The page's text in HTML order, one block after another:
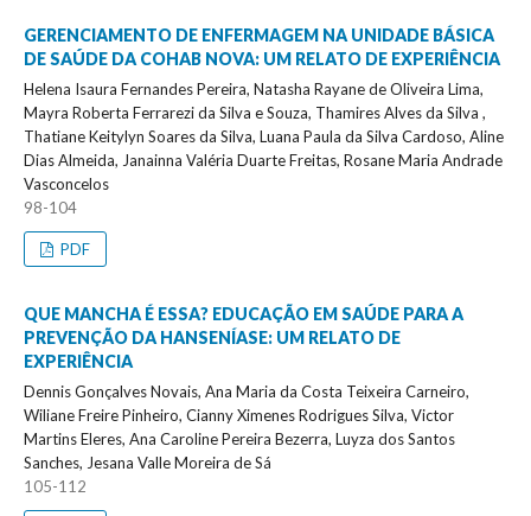
GERENCIAMENTO DE ENFERMAGEM NA UNIDADE BÁSICA
DE SAÚDE DA COHAB NOVA: UM RELATO DE EXPERIÊNCIA
Helena Isaura Fernandes Pereira, Natasha Rayane de Oliveira Lima,
Mayra Roberta Ferrarezi da Silva e Souza, Thamires Alves da Silva ,
Thatiane Keitylyn Soares da Silva, Luana Paula da Silva Cardoso, Aline
Dias Almeida, Janainna Valéria Duarte Freitas, Rosane Maria Andrade
Vasconcelos
98-104
PDF
QUE MANCHA É ESSA? EDUCAÇÃO EM SAÚDE PARA A
PREVENÇÃO DA HANSENÍASE: UM RELATO DE
EXPERIÊNCIA
Dennis Gonçalves Novais, Ana Maria da Costa Teixeira Carneiro,
Wiliane Freire Pinheiro, Cianny Ximenes Rodrigues Silva, Victor
Martins Eleres, Ana Caroline Pereira Bezerra, Luyza dos Santos
Sanches, Jesana Valle Moreira de Sá
105-112